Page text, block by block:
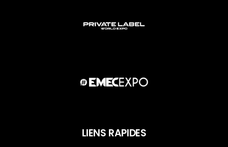
LIENS RAPIDES